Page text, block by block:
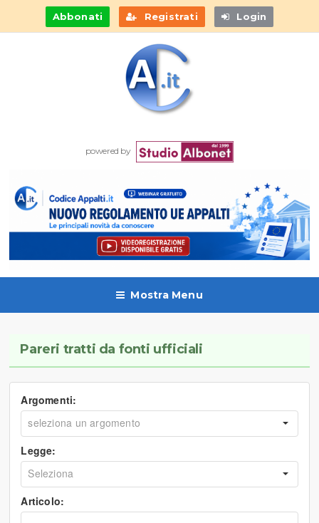
Abbonati Registrati Login
powered by
Mostra Menu
Pareri tratti da fonti ufficiali
Argomenti:
Legge:
Articolo: